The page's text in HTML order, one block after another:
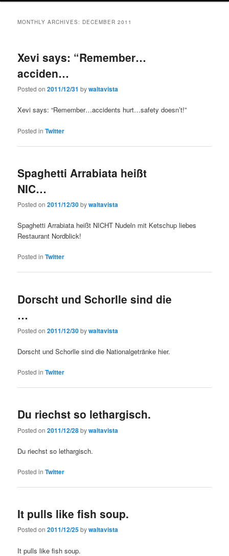
MONTHLY ARCHIVES: DECEMBER 2011
Xevi says: “Remember…
acciden…
Posted on2011/12/31 bywaltavista
Xevi says: “Remember…accidents hurt…safety doesn’t!”
Posted in Twitter
Spaghetti Arrabiata heißt
NIC…
Posted on2011/12/30bywaltavista
Spaghetti Arrabiata heißt NICHT Nudeln mit Ketschup liebes
Restaurant Nordblick!
Posted in Twitter
Dorscht und Schorlle sind die
…
Posted on2011/12/30bywaltavista
Dorscht und Schorlle sind die Nationalgetränke hier.
Posted in Twitter
Du riechst so lethargisch.
Posted on2011/12/28bywaltavista
Du riechst so lethargisch.
Posted in Twitter
It pulls like fish soup.
Posted on2011/12/25bywaltavista
It pulls like fish soup.